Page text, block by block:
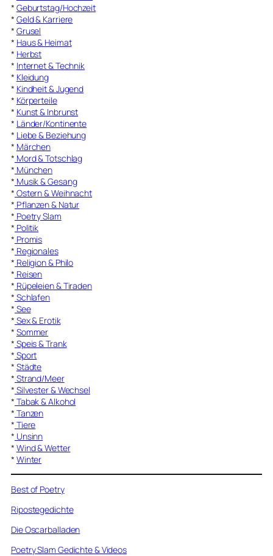
* Geburtstag/Hochzeit
* Geld & Karriere
* Grusel
* Haus & Heimat
* Herbst
* Internet & Technik
* Kleidung
* Kindheit & Jugend
* Körperteile
* Kunst & Inbrunst
* Länder/Kontinente
* Liebe & Beziehung
* Märchen
* Mord & Totschlag
* München
* Musik & Gesang
* Ostern & Weihnacht
* Pflanzen & Natur
* Poetry Slam
* Politik
* Promis
* Regionales
* Religion & Philo
* Reisen
* Rüpeleien & Tiraden
* Schlafen
* See
* Sex & Erotik
* Sommer
* Speis & Trank
* Sport
* Städte
* Strand/Meer
* Silvester & Wechsel
* Tabak & Alkohol
* Tanzen
* Tiere
* Unsinn
* Wind & Wetter
* Winter
Best of Poetry
Ripostegedichte
Die Oscarballaden
Poetry Slam Gedichte & Videos